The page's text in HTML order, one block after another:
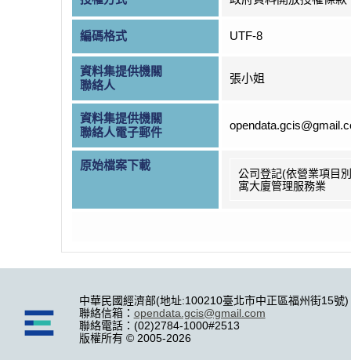
編碼格式 UTF-8
資料集提供機關
聯絡人
張小姐
資料集提供機關
聯絡人電子郵件
原始檔案下載
公司登記(依營業項目
寓大廈管理服務業
中華民國經濟部(地址:100210臺北市中正區福州街15號)
聯絡信箱： opendata.gcis@gmail.com
聯絡電話：(02)2784-1000#2513
版權所有 © 2005-2026